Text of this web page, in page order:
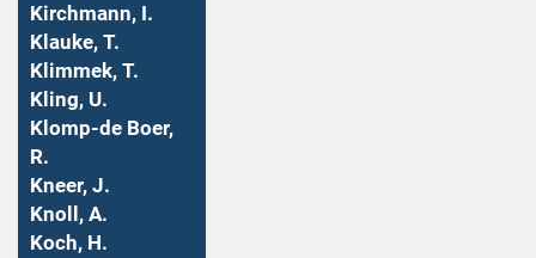
Kirchmann, I.
Klauke, T.
Klimmek, T.
Kling, U.
Klomp-de Boer,
R.
Kneer, J.
Knoll, A.
Koch, H.